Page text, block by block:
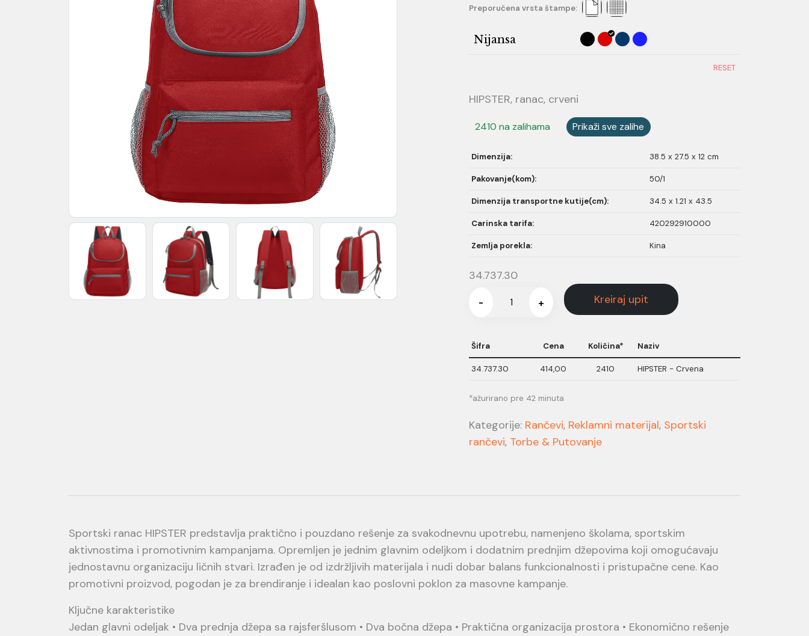
Preporučena vrsta štampe:
Nijansa
RESET
HIPSTER, ranac, crveni
2410 na zalihama Prikaži sve zalihe
Dimenzija: 38.5 x 27.5 x 12 cm
Pakovanje(kom): 50/1
Dimenzija transportne kutije(cm): 34.5 x 1.21 x 43.5
Carinska tarifa: 420292910000
Zemlja porekla: Kina
34.737.30
- + Kreiraj upit
Šifra Cena Količina* Naziv
34.737.30 414,00 2410 HIPSTER - Crvena
*ažurirano pre 42 minuta
Kategorije: Rančevi, Reklamni materijal, Sportski
rančevi, Torbe & Putovanje
Sportski ranac HIPSTER predstavlja praktično i pouzdano rešenje za svakodnevnu upotrebu, namenjeno školama, sportskim
aktivnostima i promotivnim kampanjama. Opremljen je jednim glavnim odeljkom i dodatnim prednjim džepovima koji omogućavaju
jednostavnu organizaciju ličnih stvari. Izrađen je od izdržljivih materijala i nudi dobar balans funkcionalnosti i pristupačne cene. Kao
promotivni proizvod, pogodan je za brendiranje i idealan kao poslovni poklon za masovne kampanje.
Ključne karakteristike
Jedan glavni odeljak • Dva prednja džepa sa rajsferšlusom • Dva bočna džepa • Praktična organizacija prostora • Ekonomično rešenje